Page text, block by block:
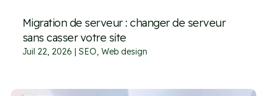
Migration de serveur : changer de serveur
sans casser votre site
Juil 22, 2026 | SEO, Web design